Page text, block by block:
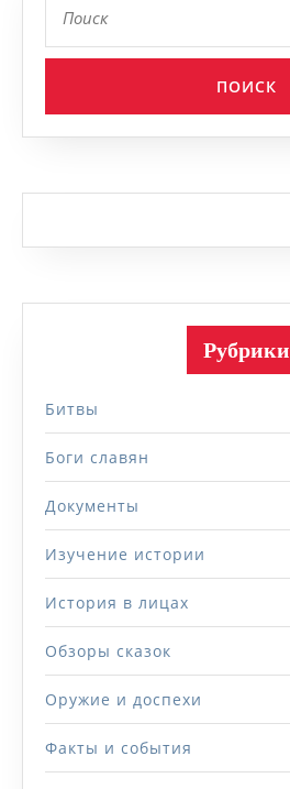
Рубрики
Битвы
Боги славян
Документы
Изучение истории
История в лицах
Обзоры сказок
Оружие и доспехи
Факты и события